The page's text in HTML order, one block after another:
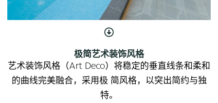
极简艺术装饰风格
艺术装饰风格（Art Deco）将稳定的垂直线条和柔和
的曲线完美融合，采用极 简风格，以突出简约与独
特。